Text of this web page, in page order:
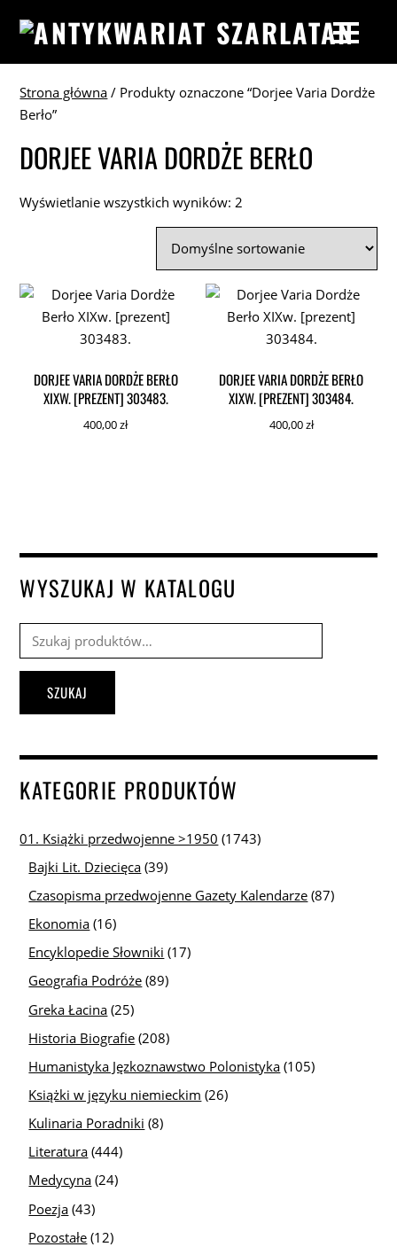
Strona główna / Produkty oznaczone “Dorjee Varia Dordże
Berło”
DORJEE VARIA DORDŻE BERŁO
Wyświetlanie wszystkich wyników: 2
DORJEE VARIA DORDŻE BERŁO
XIXW. [PREZENT] 303483.
400,00zł
DORJEE VARIA DORDŻE BERŁO
XIXW. [PREZENT] 303484.
400,00zł
WYSZUKAJ W KATALOGU
Szukaj:
SZUKAJ
KATEGORIE PRODUKTÓW
01. Książki przedwojenne >1950 (1743)
Bajki Lit. Dziecięca (39)
Czasopisma przedwojenne Gazety Kalendarze (87)
Ekonomia (16)
Encyklopedie Słowniki (17)
Geografia Podróże (89)
Greka Łacina (25)
Historia Biografie (208)
Humanistyka Jęzkoznawstwo Polonistyka (105)
Książki w języku niemieckim (26)
Kulinaria Poradniki (8)
Literatura (444)
Medycyna (24)
Poezja (43)
Pozostałe (12)